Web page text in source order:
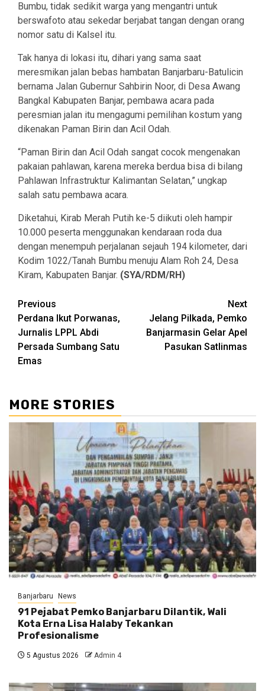
Bumbu, tidak sedikit warga yang mengantri untuk
berswafoto atau sekedar berjabat tangan dengan orang
nomor satu di Kalsel itu.
Tak hanya di lokasi itu, dihari yang sama saat
meresmikan jalan bebas hambatan Banjarbaru-Batulicin
bernama Jalan Gubernur Sahbirin Noor, di Desa Awang
Bangkal Kabupaten Banjar, pembawa acara pada
peresmian jalan itu mengagumi pemilihan kostum yang
dikenakan Paman Birin dan Acil Odah.
“Paman Birin dan Acil Odah sangat cocok mengenakan
pakaian pahlawan, karena mereka berdua bisa di bilang
Pahlawan Infrastruktur Kalimantan Selatan,” ungkap
salah satu pembawa acara.
Diketahui, Kirab Merah Putih ke-5 diikuti oleh hampir
10.000 peserta menggunakan kendaraan roda dua
dengan menempuh perjalanan sejauh 194 kilometer, dari
Kodim 1022/Tanah Bumbu menuju Alam Roh 24, Desa
Kiram, Kabupaten Banjar. (SYA/RDM/RH)
Continue
Reading
Previous
Perdana Ikut Porwanas,
Jurnalis LPPL Abdi
Persada Sumbang Satu
Emas
Next
Jelang Pilkada, Pemko
Banjarmasin Gelar Apel
Pasukan Satlinmas
MORE STORIES
Banjarbaru News
91 Pejabat Pemko Banjarbaru Dilantik, Wali
Kota Erna Lisa Halaby Tekankan
Profesionalisme
5 Agustus 2026 Admin 4